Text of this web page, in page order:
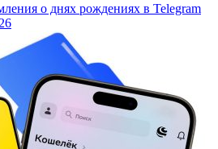
о днях рождениях в Telegram